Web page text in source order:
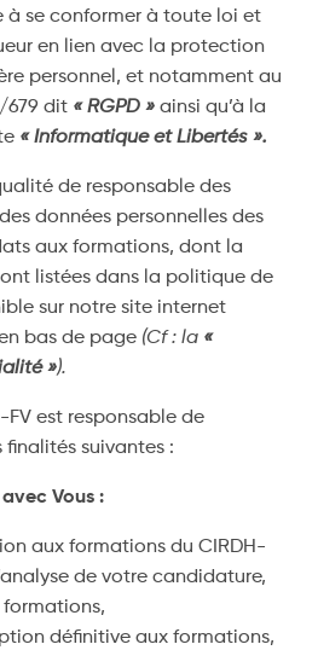
à se conformer à toute loi et
en lien avec la protection
personnel, et notamment au
679 dit « RGPD » ainsi qu’à la
« Informatique et Libertés ».
de responsable des
données personnelles des
aux formations, dont la
listées dans la politique de
sur notre site internet
bas de page (Cf : la «
»).
FV est responsable de
suivantes :
Vous :
aux formations du CIRDH-
de votre candidature,
définitive aux formations,